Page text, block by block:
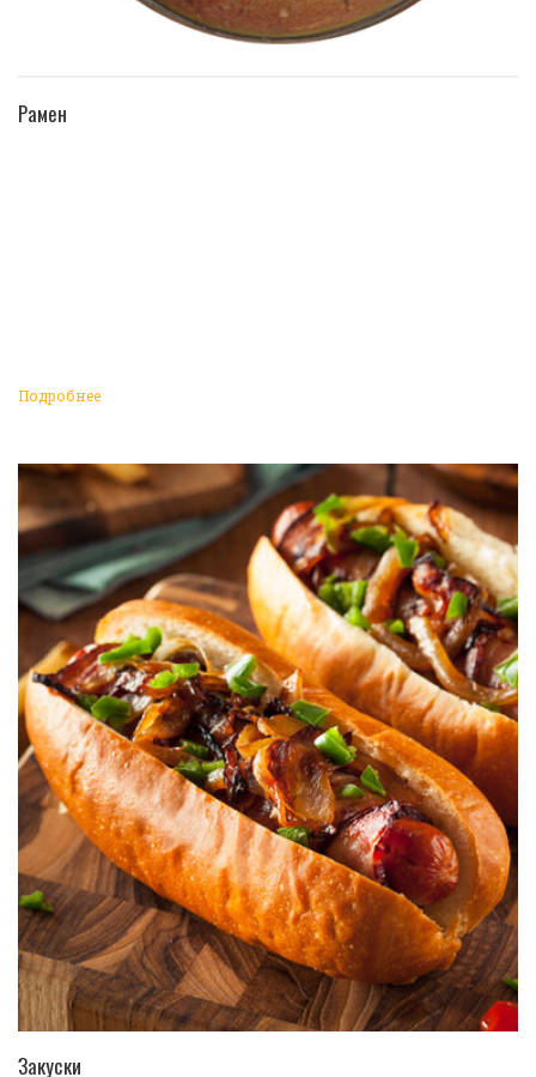
Рамен
Подробнее
Закуски